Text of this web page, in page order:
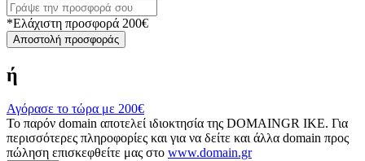
*Ελάχιστη προσφορά 200€
Αποστολή προσφοράς
ή
Αγόρασε το τώρα με 200€
Το παρόν domain αποτελεί ιδιοκτησία της DOMAINGR ΙΚΕ. Για
περισσότερες πληροφορίες και για να δείτε και άλλα domain προς
πώληση επισκεφθείτε μας στο www.domain.gr